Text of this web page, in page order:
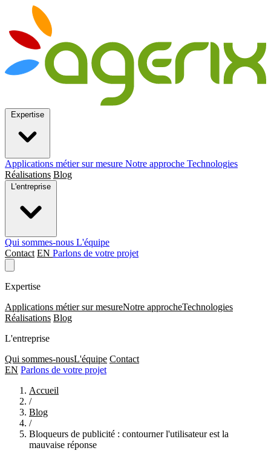
Applications métier sur mesure Notre approche Technologies
Réalisations Blog
Qui sommes-nous L'équipe
Contact EN Parlons de votre projet
Expertise
Applications métier sur mesureNotre approcheTechnologies
Réalisations Blog
L'entreprise
Qui sommes-nousL'équipe Contact
EN Parlons de votre projet
Accueil
/
Blog
/
Bloqueurs de publicité : contourner l'utilisateur est la
mauvaise réponse